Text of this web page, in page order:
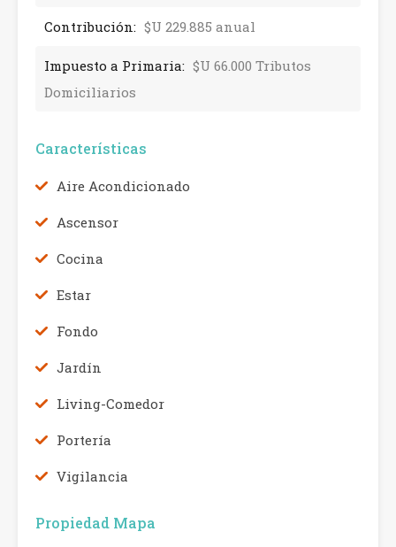
Contribución: $U 229.885 anual
Impuesto a Primaria: $U 66.000 Tributos
Domiciliarios
Características
Aire Acondicionado
Ascensor
Cocina
Estar
Fondo
Jardín
Living-Comedor
Portería
Vigilancia
Propiedad Mapa